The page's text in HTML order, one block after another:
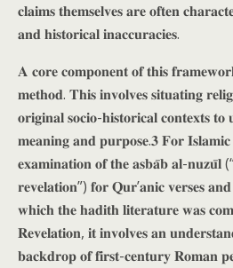
𝐜𝐥𝐚𝐢𝐦𝐬 𝐭𝐡𝐞𝐦𝐬𝐞𝐥𝐯𝐞𝐬 𝐚𝐫𝐞 𝐨𝐟𝐭𝐞𝐧
𝐚𝐧𝐝 𝐡𝐢𝐬𝐭𝐨𝐫𝐢𝐜𝐚𝐥 𝐢𝐧𝐚𝐜𝐜𝐮𝐫𝐚𝐜𝐢𝐞𝐬.
𝐀 𝐜𝐨𝐫𝐞 𝐜𝐨𝐦𝐩𝐨𝐧𝐞𝐧𝐭 𝐨𝐟 𝐭𝐡𝐢𝐬 𝐟𝐫𝐚𝐦𝐞𝐰𝐨𝐫𝐤
𝐦𝐞𝐭𝐡𝐨𝐝. 𝐓𝐡𝐢𝐬 𝐢𝐧𝐯𝐨𝐥𝐯𝐞𝐬 𝐬𝐢𝐭𝐮𝐚𝐭𝐢𝐧𝐠
𝐨𝐫𝐢𝐠𝐢𝐧𝐚𝐥 𝐬𝐨𝐜𝐢𝐨-𝐡𝐢𝐬𝐭𝐨𝐫𝐢𝐜𝐚𝐥 𝐜𝐨𝐧𝐭𝐞𝐱𝐭𝐬
𝐦𝐞𝐚𝐧𝐢𝐧𝐠 𝐚𝐧𝐝 𝐩𝐮𝐫𝐩𝐨𝐬𝐞.𝟑 𝐅𝐨𝐫 𝐈𝐬𝐥𝐚𝐦𝐢𝐜
𝐞𝐱𝐚𝐦𝐢𝐧𝐚𝐭𝐢𝐨𝐧 𝐨𝐟 𝐭𝐡𝐞 𝐚𝐬𝐛𝐚̄𝐛 𝐚𝐥-𝐧𝐮𝐳𝐮̄𝐥
𝐫𝐞𝐯𝐞𝐥𝐚𝐭𝐢𝐨𝐧”) 𝐟𝐨𝐫 𝐐𝐮𝐫’𝐚𝐧𝐢𝐜 𝐯𝐞𝐫𝐬𝐞𝐬 𝐚𝐧𝐝
𝐰𝐡𝐢𝐜𝐡 𝐭𝐡𝐞 𝐡𝐚𝐝𝐢𝐭𝐡 𝐥𝐢𝐭𝐞𝐫𝐚𝐭𝐮𝐫𝐞 𝐰𝐚𝐬
𝐑𝐞𝐯𝐞𝐥𝐚𝐭𝐢𝐨𝐧, 𝐢𝐭 𝐢𝐧𝐯𝐨𝐥𝐯𝐞𝐬 𝐚𝐧
𝐛𝐚𝐜𝐤𝐝𝐫𝐨𝐩 𝐨𝐟 𝐟𝐢𝐫𝐬𝐭-𝐜𝐞𝐧𝐭𝐮𝐫𝐲 𝐑𝐨𝐦𝐚𝐧